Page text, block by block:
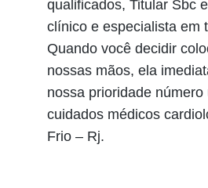
qualificados, Titular Sbc
clínico e especialista em
Quando você decidir
nossas mãos, ela
nossa prioridade
cuidados médicos
Frio – Rj.